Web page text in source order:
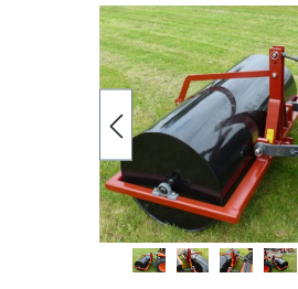
Bildergalerie überspringen